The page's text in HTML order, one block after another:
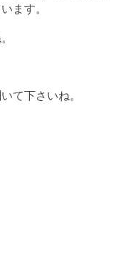
ます。
て下さいね。